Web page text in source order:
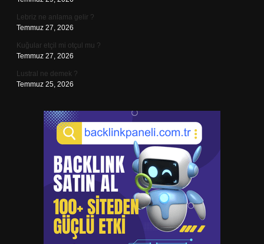
Lebriz ne anlama gelir ?
Temmuz 27, 2026
Kuğular etçil mi otçul mu ?
Temmuz 27, 2026
Lustral ne demek ?
Temmuz 25, 2026